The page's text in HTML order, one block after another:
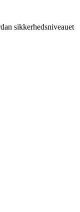
sikkerhedsniveauet